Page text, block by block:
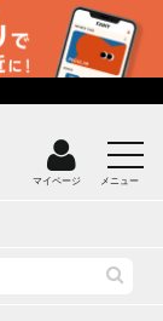
マイページ メニュー